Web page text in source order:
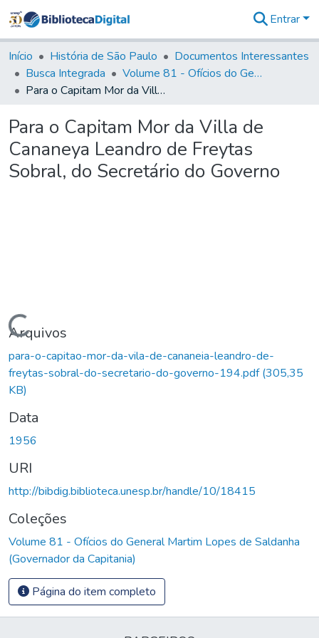
&
Coleções
Tudo na
Biblioteca
Estatísticas
Entrar
Início História de São Paulo
Documentos Interessantes
Busca Integrada
Volume 81 - Ofícios do General Martim Lopes de Saldanha (Governador da Capitania)
Para o Capitam Mor da Villa de Cananeya Leandro de Freytas Sobral, do Secretário do Governo
Para o Capitam Mor da Villa de
Cananeya Leandro de Freytas
Sobral, do Secretário do Governo
Carregando...
Arquivos
para-o-capitao-mor-da-vila-de-cananeia-leandro-de-
freytas-sobral-do-secretario-do-governo-194.pdf(305,35
KB)
Data
1956
URI
http://bibdig.biblioteca.unesp.br/handle/10/18415
Coleções
Volume 81 - Ofícios do General Martim Lopes de Saldanha
(Governador da Capitania)
Página do item completo